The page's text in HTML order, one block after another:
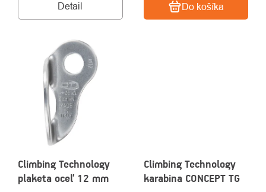
Detail Do košíka
Climbing Technology
plaketa oceľ 12 mm
Climbing Technology
karabina CONCEPT TG